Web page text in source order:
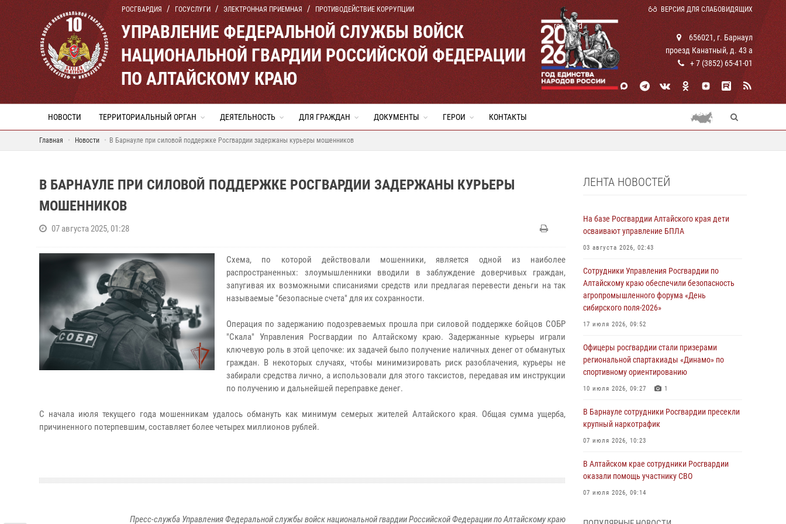
РОСГВАРДИЯ ГОСУСЛУГИ ЭЛЕКТРОННАЯ ПРИЕМНАЯ ПРОТИВОДЕЙСТВИЕ КОРРУПЦИИ ВЕРСИЯ ДЛЯ СЛАБОВИДЯЩИХ
УПРАВЛЕНИЕ ФЕДЕРАЛЬНОЙ СЛУЖБЫ ВОЙСК
НАЦИОНАЛЬНОЙ ГВАРДИИ РОССИЙСКОЙ ФЕДЕРАЦИИ
ПО АЛТАЙСКОМУ КРАЮ
rosguard
656021, г. Барнаул
проезд Канатный, д. 43 а
+ 7 (3852) 65-41-01
НОВОСТИ ТЕРРИТОРИАЛЬНЫЙ ОРГАН ДЕЯТЕЛЬНОСТЬ ДЛЯ ГРАЖДАН ДОКУМЕНТЫ ГЕРОИ КОНТАКТЫ
Главная Новости В Барнауле при силовой поддержке Росгвардии задержаны курьеры мошенников
В БАРНАУЛЕ ПРИ СИЛОВОЙ ПОДДЕРЖКЕ РОСГВАРДИИ ЗАДЕРЖАНЫ КУРЬЕРЫ
МОШЕННИКОВ
07 августа 2025, 01:28
Схема, по которой действовали мошенники, является одной из наиболее
распространенных: злоумышленники вводили в заблуждение доверчивых граждан,
запугивая их возможными списаниями средств или предлагая перевести деньги на так
называемые "безопасные счета" для их сохранности.
Операция по задержанию подозреваемых прошла при силовой поддержке бойцов СОБР
"Скала" Управления Росгвардии по Алтайскому краю. Задержанные курьеры играли
ключевую роль в этой цепочке: их задачей было получение наличных денег от обманутых
граждан. В некоторых случаях, чтобы минимизировать риск разоблачения, курьеры не
забирали средства лично, а использовали для этого таксистов, передавая им инструкции
по получению и дальнейшей переправке денег.
С начала июля текущего года мошенникам удалось обмануть как минимум семерых жителей Алтайского края. Общая сумма ущерба,
причиненного потерпевшим, составляет более четырех миллионов рублей.
Пресс-служба Управления Федеральной службы войск национальной гвардии Российской Федерации по Алтайскому краю
ЛЕНТА НОВОСТЕЙ
На базе Росгвардии Алтайского края дети
осваивают управление БПЛА
03 августа 2026, 02:43
Сотрудники Управления Росгвардии по
Алтайскому краю обеспечили безопасность
агропромышленного форума «День
сибирского поля-2026»
17 июля 2026, 09:52
Офицеры росгвардии стали призерами
региональной спартакиады «Динамо» по
спортивному ориентированию
10 июля 2026, 09:27 1
В Барнауле сотрудники Росгвардии пресекли
крупный наркотрафик
07 июля 2026, 10:23
В Алтайском крае сотрудники Росгвардии
оказали помощь участнику СВО
07 июля 2026, 09:14